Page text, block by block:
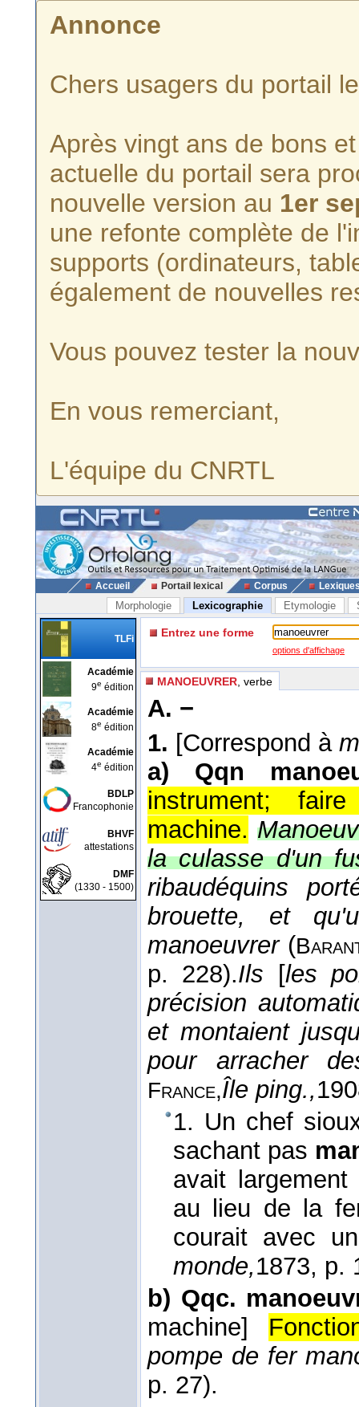
Annonce
Chers usagers du portail
Après vingt ans de bons
actuelle du portail sera
nouvelle version au 1er
une refonte complète de
supports (ordinateurs,
également de nouvelles
Vous pouvez tester la
En vous remerciant,
L'équipe du CNRTL
Accueil Portail lexical Corpus
Morphologie Lexicographie Etymologie
TLFi
Académie
9e édition
Académie
8e édition
Académie
4e édition
BDLP
Francophonie
BHVF
attestations
DMF
(1330 - 1500)
Entrez une forme
options d'affichage
MANOEUVRER , verbe
A. −
1. [Correspond à
a)
Qqn
instrument;
machine.
la culasse d'un
ribaudéquins
brouette, et
manoeuvrer(
p. 228).Ils [les
précision
et montaient
pour arracher
France,Île ping.,
1. Un chef
sachant pas
avait
au lieu de la
courait avec
monde,1873, p.
b) Qqc.
machine]
pompe de fer
p. 27).